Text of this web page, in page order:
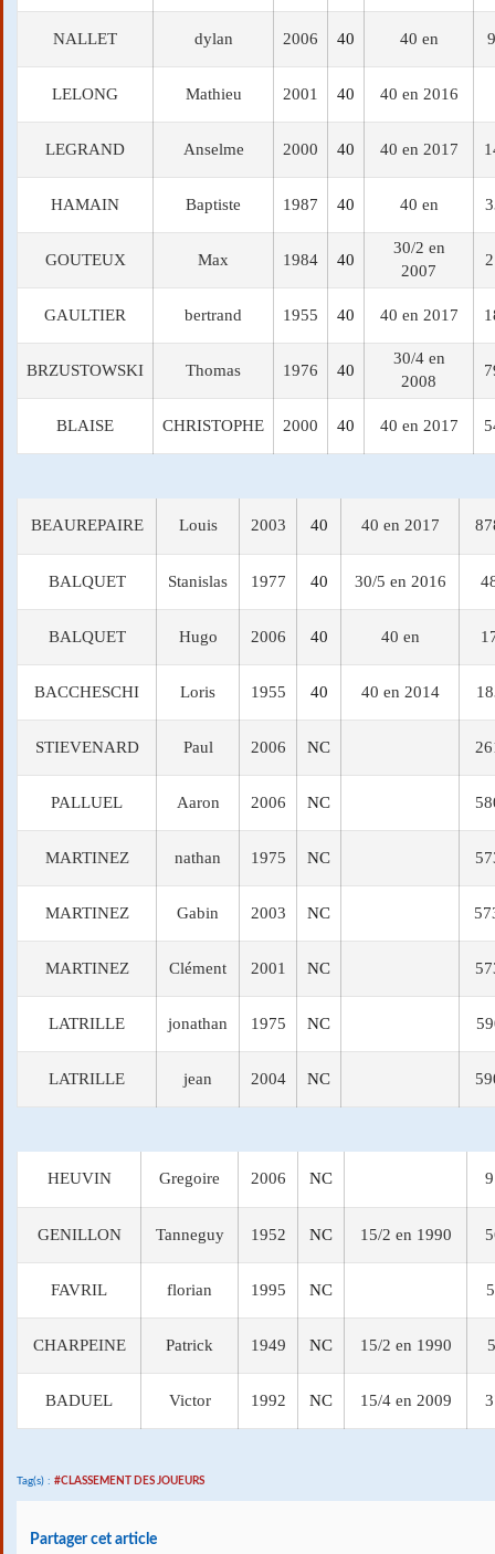
NALLET dylan 2006 40 40 en
LELONG Mathieu 2001 40 40 en 2016
LEGRAND Anselme 2000 40 40 en 2017
HAMAIN Baptiste 1987 40 40 en
GOUTEUX Max 1984 40
30/2 en
2007
GAULTIER bertrand 1955 40 40 en 2017
BRZUSTOWSKI Thomas 1976 40
30/4 en
2008
BLAISE CHRISTOPHE 2000 40 40 en 2017
BEAUREPAIRE Louis 2003 40 40 en 2017
BALQUET Stanislas 1977 40 30/5 en 2016
BALQUET Hugo 2006 40 40 en
BACCHESCHI Loris 1955 40 40 en 2014
STIEVENARD Paul 2006 NC
PALLUEL Aaron 2006 NC
MARTINEZ nathan 1975 NC
MARTINEZ Gabin 2003 NC
MARTINEZ Clément 2001 NC
LATRILLE jonathan 1975 NC
LATRILLE jean 2004 NC
HEUVIN Gregoire 2006 NC
GENILLON Tanneguy 1952 NC 15/2 en 1990
FAVRIL florian 1995 NC
CHARPEINE Patrick 1949 NC 15/2 en 1990
BADUEL Victor 1992 NC 15/4 en 2009
Tag(s) : #CLASSEMENT DES JOUEURS
Partager cet article